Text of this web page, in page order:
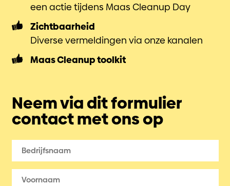
een actie tijdens Maas Cleanup Day
Zichtbaarheid
Diverse vermeldingen via onze kanalen
Maas Cleanup toolkit
Neem via dit formulier
contact met ons op